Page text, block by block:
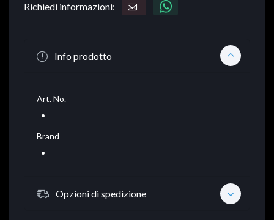
Richiedi informazioni:
Info prodotto
Art. No.
Brand
Opzioni di spedizione